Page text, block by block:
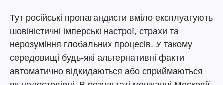
Тут російські пропагандисти вміло експлуатують
шовіністичні імперські настрої, страхи та
нерозуміння глобальних процесів. У такому
середовищі будь-які альтернативні факти
автоматично відкидаються або сприймаються